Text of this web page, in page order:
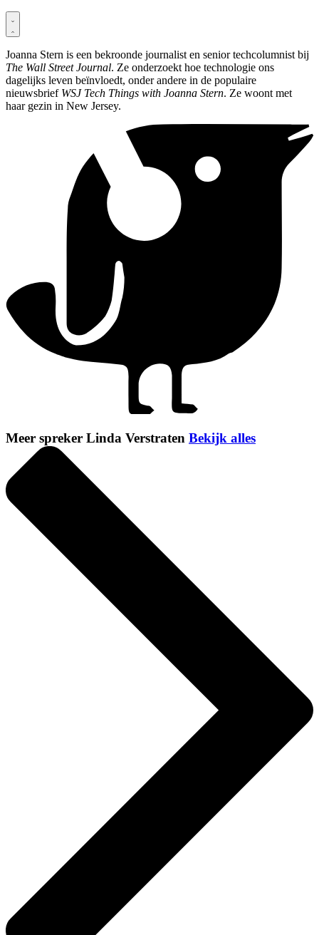
Joanna Stern is een bekroonde journalist en senior techcolumnist bij
The Wall Street Journal. Ze onderzoekt hoe technologie ons
dagelijks leven beïnvloedt, onder andere in de populaire
nieuwsbrief WSJ Tech Things with Joanna Stern. Ze woont met
haar gezin in New Jersey.
Meer spreker Linda Verstraten Bekijk alles